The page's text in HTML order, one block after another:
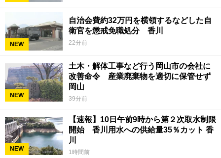
NEW
自治会費約32万円を横領するなどした自
衛官を懲戒免職処分 香川
22分前
NEW
土木・解体工事など行う岡山市の会社に
改善命令 産業廃棄物を適切に保管せず
岡山
39分前
NEW
【速報】10日午前9時から第２次取水制限
開始 香川用水への供給量35％カット 香
川
1時間前